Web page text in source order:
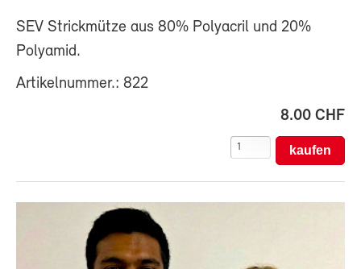
SEV Strickmütze aus 80% Polyacril und 20%
Polyamid.
Artikelnummer.: 822
8.00 CHF